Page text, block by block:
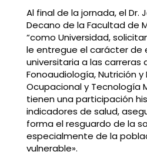
Al final de la jornada, el Dr.
Decano de la Facultad de
“como Universidad,
le entregue el carácter de
universitaria a las carreras
Fonoaudiología, Nutrición
Ocupacional y Tecnología
tienen una participación
indicadores de salud,
forma el resguardo de la
especialmente de la
vulnerable».